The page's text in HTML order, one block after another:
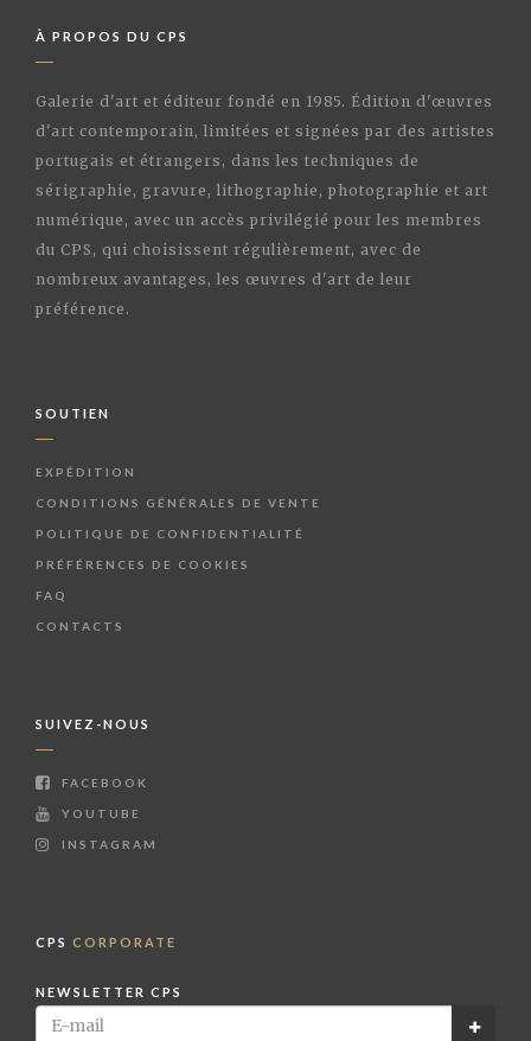
À PROPOS DU CPS
Galerie d'art et éditeur fondé en 1985. Édition d'œuvres
d'art contemporain, limitées et signées par des artistes
portugais et étrangers, dans les techniques de
sérigraphie, gravure, lithographie, photographie et art
numérique, avec un accès privilégié pour les membres
du CPS, qui choisissent régulièrement, avec de
nombreux avantages, les œuvres d'art de leur
préférence.
SOUTIEN
EXPÉDITION
CONDITIONS GÉNÉRALES DE VENTE
POLITIQUE DE CONFIDENTIALITÉ
PRÉFÉRENCES DE COOKIES
FAQ
CONTACTS
SUIVEZ-NOUS
FACEBOOK
YOUTUBE
INSTAGRAM
CPS CORPORATE
NEWSLETTER CPS